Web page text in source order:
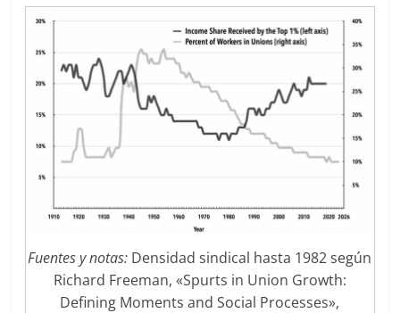
Fuentes y notas: Densidad sindical hasta 1982 según
Richard Freeman, «Spurts in Union Growth:
Defining Moments and Social Processes»,